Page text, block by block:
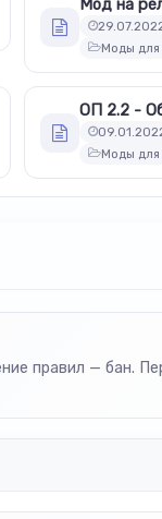
Моды для
ОП 2.2 -
Моды для
правил — бан.